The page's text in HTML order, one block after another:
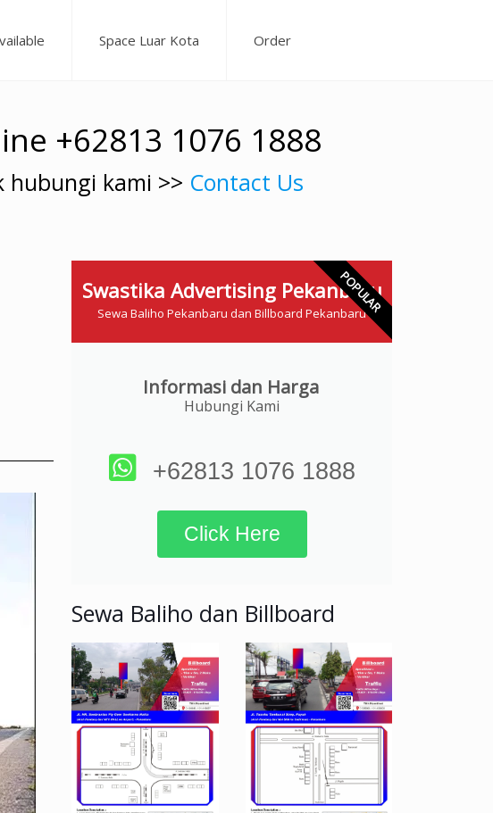
Space Luar Kota Order
+62813 1076 1888
hubungi kami >> Contact Us
Swastika Advertising Pekanbaru
Sewa Baliho Pekanbaru dan Billboard Pekanbaru
Informasi dan Harga
Hubungi Kami
+62813 1076 1888
Click Here
POPULAR
Sewa Baliho dan Billboard